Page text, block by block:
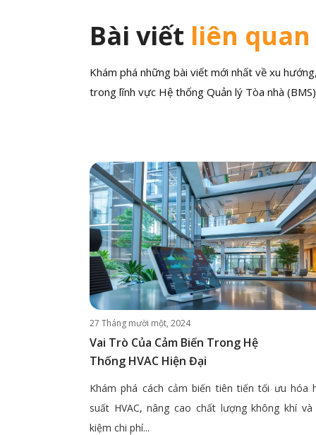
Bài viết liên quan
Khám phá những bài viết mới nhất về xu
trong lĩnh vực Hệ thống Quản lý Tòa nhà
27 Tháng mười một, 2024
Vai Trò Của Cảm Biến Trong Hệ
Thống HVAC Hiện Đại
Khám phá cách cảm biến tiên tiến tối ưu hóa
suất HVAC, nâng cao chất lượng không khí
kiệm chi phí...